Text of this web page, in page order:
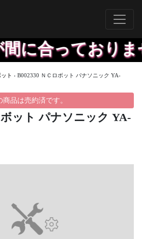
っておりませ
ット › B002330 ＮＣロボット パナソニック YA-
商品は売約済です。
ボット パナソニック YA-